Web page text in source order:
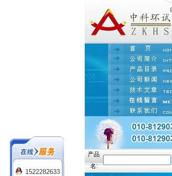
产品
名:
1522282633